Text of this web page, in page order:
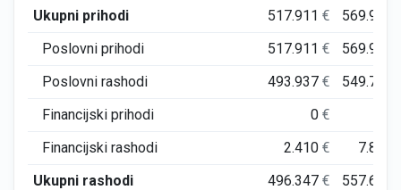
Ukupni prihodi
517.911€ 569.978
Poslovni prihodi
517.911€ 569.978
Poslovni rashodi
493.937€ 549.782
Financijski prihodi
0€
Financijski rashodi
2.410€ 7.899
Ukupni rashodi
496.347€ 557.681